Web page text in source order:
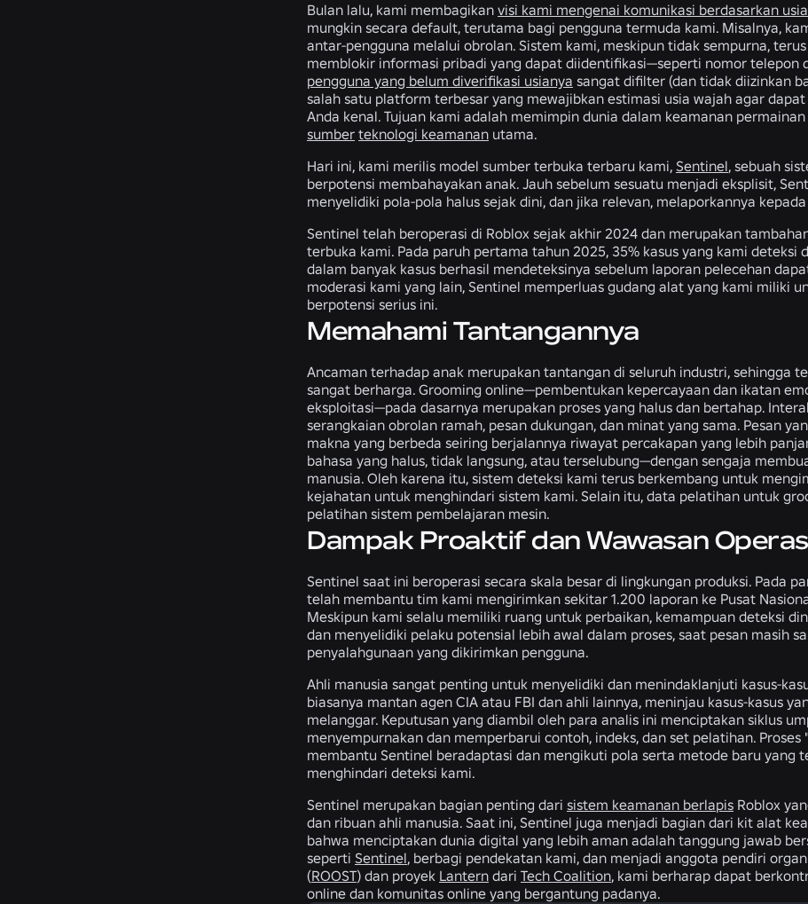
Bulan lalu, kami membagikan visi kami mengenai komunikasi berdasarkan usia
mungkin secara default, terutama bagi pengguna termuda kami. Misalnya,
antar-pengguna melalui obrolan. Sistem kami, meskipun tidak sempurna,
memblokir informasi pribadi yang dapat diidentifikasi—seperti nomor telepon
pengguna yang belum diverifikasi usianya sangat difilter (dan tidak diizinkan
salah satu platform terbesar yang mewajibkan estimasi usia wajah agar
Anda kenal. Tujuan kami adalah memimpin dunia dalam keamanan
sumber teknologi keamanan utama.
Hari ini, kami merilis model sumber terbuka terbaru kami, Sentinel, sebuah
berpotensi membahayakan anak. Jauh sebelum sesuatu menjadi eksplisit,
menyelidiki pola-pola halus sejak dini, dan jika relevan, melaporkannya
Sentinel telah beroperasi di Roblox sejak akhir 2024 dan merupakan
terbuka kami. Pada paruh pertama tahun 2025, 35% kasus yang kami
dalam banyak kasus berhasil mendeteksinya sebelum laporan pelecehan
moderasi kami yang lain, Sentinel memperluas gudang alat yang kami miliki
berpotensi serius ini.
Memahami Tantangannya
Ancaman terhadap anak merupakan tantangan di seluruh industri, sehingga
sangat berharga. Grooming online—pembentukan kepercayaan dan ikatan
eksploitasi—pada dasarnya merupakan proses yang halus dan bertahap.
serangkaian obrolan ramah, pesan dukungan, dan minat yang sama. Pesan
makna yang berbeda seiring berjalannya riwayat percakapan yang lebih
bahasa yang halus, tidak langsung, atau terselubung—dengan sengaja
manusia. Oleh karena itu, sistem deteksi kami terus berkembang untuk
kejahatan untuk menghindari sistem kami. Selain itu, data pelatihan untuk
pelatihan sistem pembelajaran mesin.
Dampak Proaktif dan Wawasan
Sentinel saat ini beroperasi secara skala besar di lingkungan produksi. Pada
telah membantu tim kami mengirimkan sekitar 1.200 laporan ke Pusat
Meskipun kami selalu memiliki ruang untuk perbaikan, kemampuan deteksi
dan menyelidiki pelaku potensial lebih awal dalam proses, saat pesan masih
penyalahgunaan yang dikirimkan pengguna.
Ahli manusia sangat penting untuk menyelidiki dan menindaklanjuti kasus-
biasanya mantan agen CIA atau FBI dan ahli lainnya, meninjau kasus-kasus
melanggar. Keputusan yang diambil oleh para analis ini menciptakan siklus
menyempurnakan dan memperbarui contoh, indeks, dan set pelatihan.
membantu Sentinel beradaptasi dan mengikuti pola serta metode baru yang
menghindari deteksi kami.
Sentinel merupakan bagian penting dari sistem keamanan berlapis Roblox
dan ribuan ahli manusia. Saat ini, Sentinel juga menjadi bagian dari kit alat
bahwa menciptakan dunia digital yang lebih aman adalah tanggung jawab
seperti Sentinel, berbagi pendekatan kami, dan menjadi anggota pendiri
(ROOST) dan proyek Lantern dari Tech Coalition, kami berharap dapat
online dan komunitas online yang bergantung padanya.